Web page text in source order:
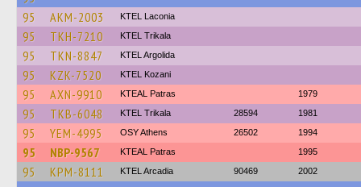
95 AKM-2003 ΚΤΕL Laconia
95 TKH-7210 ΚΤΕL Τrikala
95 TKN-8847 KTEL Argolida
95 KZK-7520 ΚΤΕL Kozani
95 AXN-9910 KTEAL Patras 1979
95 TKB-6048 ΚΤΕL Τrikala 28594 1981
95 YEM-4995 OSY Athens 26502 1994
95 NBP-9567 KTEAL Patras 1995
95 KPM-8111 KTEL Arcadia 90469 2002